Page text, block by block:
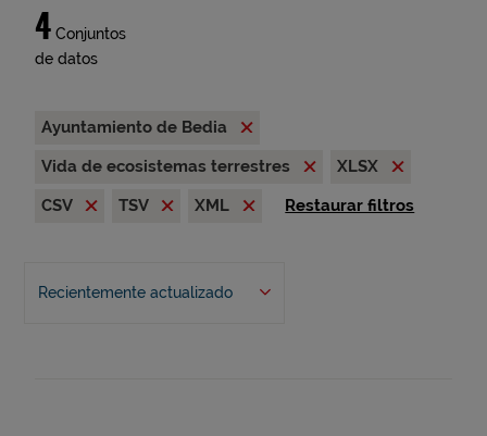
4 Conjuntos
de datos
Ayuntamiento de Bedia
Vida de ecosistemas terrestres
XLSX
CSV
TSV XML Restaurar filtros
Recientemente actualizado